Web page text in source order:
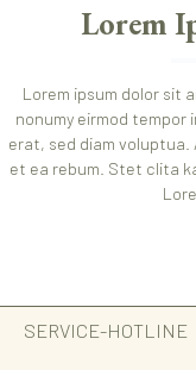
Lorem
Lorem ipsum dolor sit
nonumy eirmod tempor
erat, sed diam
et ea rebum. Stet clita
SERVICE-HOTLINE